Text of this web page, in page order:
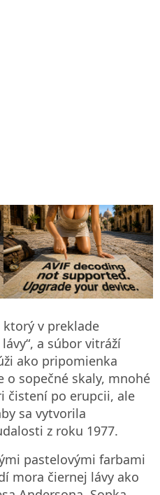
ktorý v preklade
a súbor vitráží
ako pripomienka
sopečné skaly, mnohé
čistení po erupcii, ale
sa vytvorila
z roku 1977.
pastelovými farbami
mora čiernej lávy ako